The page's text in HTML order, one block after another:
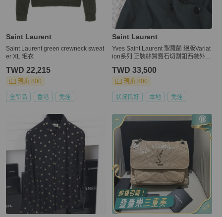
Saint Laurent
Saint Laurent green crewneck sweat
er XL 毛衣
TWD 22,215
現折 800
全新品 香港 免運
Saint Laurent
Yves Saint Laurent 聖羅蘭 絕版Variat
ion系列 正裝絲質寶石切割釦西裝外套
TWD 33,500
現折 800
狀況良好 本地 免運